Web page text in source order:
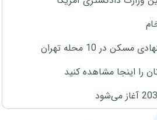
در 10 محله تهران
را اینجا مشاهده کنید